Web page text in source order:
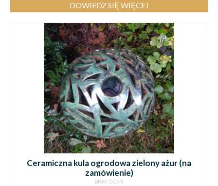
DOWIEDZ SIĘ WIĘCEJ
Ceramiczna kula ogrodowa zielony ażur (na
zamówienie)
BRAK OCEN